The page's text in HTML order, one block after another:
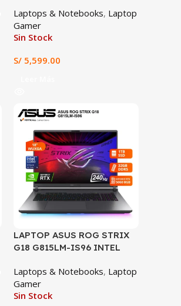
DDR5, 1TB SSD, RTX 5060
8GB GDDR7, 17,3″ FHD IPS,
LUNA GREY, Windows 11
Laptops & Notebooks, Laptop
Gamer
Sin Stock
S/ 5,599.00
SALE
LAPTOP ASUS ROG STRIX
G18 G815LM-IS96 INTEL
5060 8GB, 32GB DDR5, 1TB
SSD, 18″ WQXGA
(2560×1600) 240HZ IPS,
Laptops & Notebooks, Laptop
Gamer
Sin Stock